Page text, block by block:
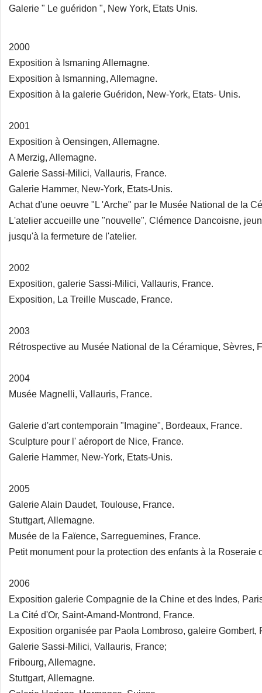
Galerie " Le guéridon ", New York, Etats Unis.
2000
Exposition à Ismaning Allemagne.
Exposition à Ismanning, Allemagne.
Exposition à la galerie Guéridon, New-York, Etats- Unis.
2001
Exposition à Oensingen, Allemagne.
A Merzig, Allemagne.
Galerie Sassi-Milici, Vallauris, France.
Galerie Hammer, New-York, Etats-Unis.
Achat d'une oeuvre "L 'Arche" par le Musée National de la
L'atelier accueille une "nouvelle", Clémence Dancoisne,
jusqu'à la fermeture de l'atelier.
2002
Exposition, galerie Sassi-Milici, Vallauris, France.
Exposition, La Treille Muscade, France.
2003
Rétrospective au Musée National de la Céramique, Sèvres,
2004
Musée Magnelli, Vallauris, France.
Galerie d'art contemporain "Imagine", Bordeaux, France.
Sculpture pour l' aéroport de Nice, France.
Galerie Hammer, New-York, Etats-Unis.
2005
Galerie Alain Daudet, Toulouse, France.
Stuttgart, Allemagne.
Musée de la Faïence, Sarreguemines, France.
Petit monument pour la protection des enfants à la Roseraie
2006
Exposition galerie Compagnie de la Chine et des Indes,
La Cité d'Or, Saint-Amand-Montrond, France.
Exposition organisée par Paola Lombroso, galeire Gombert,
Galerie Sassi-Milici, Vallauris, France;
Fribourg, Allemagne.
Stuttgart, Allemagne.